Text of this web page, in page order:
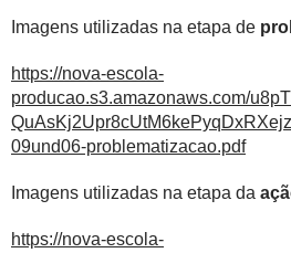
Imagens utilizadas na etapa de
https://nova-escola-
producao.s3.amazonaws.com/
09und06-problematizacao.pdf
Imagens utilizadas na etapa da
https://nova-escola-